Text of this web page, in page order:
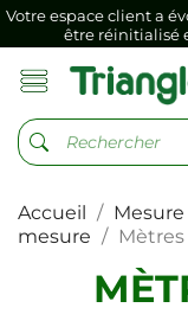
Votre espace client a
être réinitialisé
Si vous aviez
navigateur internet, il
Votre espace client a
être réinitialisé
Si vous aviez
navigateur internet, il
Accueil
mesure